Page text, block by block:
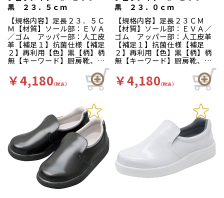
ートします。足幅ゆったり３
Ｅサイズ…つま先部分までゆ
ったりとした３Ｅ設計。
ートします。足幅ゆったり３
Ｅサイズ…つま先部分までゆ
ったりとした３Ｅ設計。
黒 ２３．５ｃｍ
【規格内容】足長２３．５Ｃ
Ｍ【材質】ソール部：ＥＶＡ
／ゴム アッパー部：人工皮
革【補足１】抗菌仕様【補足
２】再利用【色】黒【柄】柄
無【キーワード】厨房靴、滑
りにくい、工場 靴底は軽く
て滑りにくいハイグリップ仕
様。長時間の作業による疲労
を軽減、快適な着用感のため
す。インソールの表面には抗
菌加工を施しており、清潔で
す。食品加工厨房用スニーカ
ー「シェフメイト」は清潔・
耐滑・快適を基本コンセプト
に開発されました。滑りにく
い…滑りにくい防滑グリット
ソールには他方向に効くウィ
ンドミルパターンを採用。滑
りやすい床や雨の日等にも優
れた防滑性を発揮します。疲
￥4,180(税込)
黒 ２３．０ｃｍ
【規格内容】足長２３ＣＭ
【材質】ソール部：ＥＶＡ／
ゴム アッパー部：人工皮革
【補足１】抗菌仕様【補足
２】再利用【色】黒【柄】柄
無【キーワード】厨房靴、滑
りにくい、工場 靴底は軽く
て滑りにくいハイグリップ仕
様。長時間の作業による疲労
を軽減、快適な着用感のため
す。インソールの表面には抗
菌加工を施しており、清潔で
す。食品加工厨房用スニーカ
ー「シェフメイト」は清潔・
耐滑・快適を基本コンセプト
に開発されました。滑りにく
い…滑りにくい防滑グリット
ソールには他方向に効くウィ
ンドミルパターンを採用。滑
りやすい床や雨の日等にも優
￥4,180(税込)